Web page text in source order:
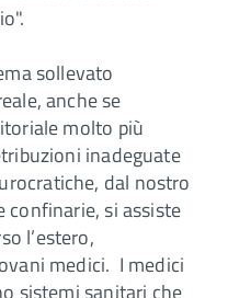
sollevato
anche se
molto più
inadeguate
dal nostro
confinarie, si assiste
l’estero,
medici. I medici
sistemi sanitari che